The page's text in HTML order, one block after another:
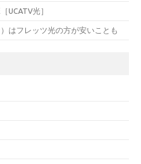
UCATV光］
はフレッツ光の方が安いことも